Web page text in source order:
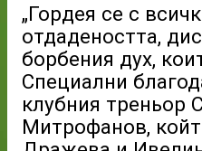
„Гордея се с
отдадеността,
борбения дух,
Специални
клубния треньор
Митрофанов,